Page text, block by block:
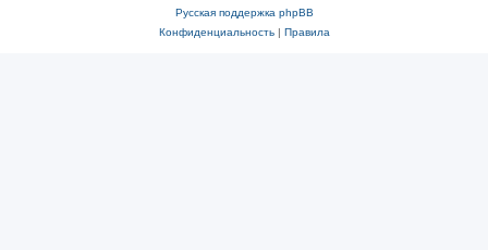
Русская поддержка phpBB
Конфиденциальность| Правила